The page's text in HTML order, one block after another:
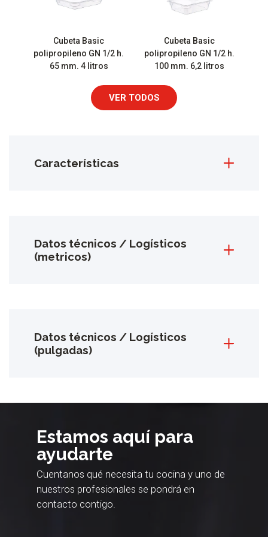
Cubeta Basic
polipropileno GN 1/2 h.
65 mm. 4 litros
Cubeta Basic
polipropileno GN 1/2 h.
100 mm. 6,2 litros
VER TODOS
Características
Datos técnicos / Logísticos
(metricos)
Datos técnicos / Logísticos
(pulgadas)
Estamos aquí para
ayudarte
Cuentanos qué necesita tu cocina y uno de
nuestros profesionales se pondrá en
contacto contigo.